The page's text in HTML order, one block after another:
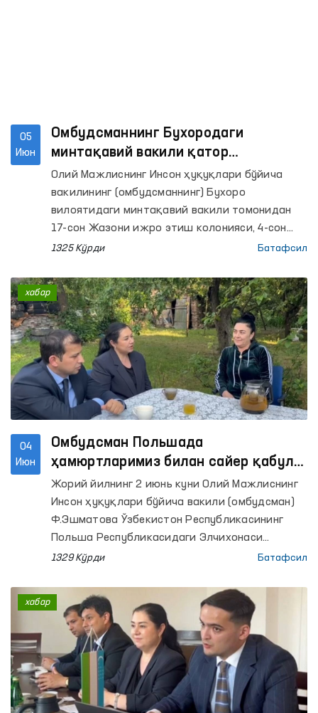
05
Июн
Омбудсманнинг Бухородаги
минтақавий вакили қатор
муассасаларда мониторинг ўтказди
Олий Мажлиснинг Инсон ҳуқуқлари бўйича
вакилининг (омбудсманнинг) Бухоро
вилоятидаги минтақавий вакили томонидан
17-сон Жазони ижро этиш колонияси, 4-сон
Тергов ҳибсхонаси, Қоракўл тумани ИИБ
Эркаклар мурувват уйи ҳамда Республика
ихтисослаштирилган руҳий саломатлик
илмий-амалий тиббиёт марказининг
психиатрия хизмати бўйича Бухоро вилоят
филиалига мониторинг ташрифлари амалга
оширилди.
1325 Кўрди Батафсил
04
Июн
Омбудсман Польшада
ҳамюртларимиз билан сайер қабул
ўтказди
Жорий йилнинг 2 июнь куни Олий Мажлиснинг
Инсон ҳуқуқлари бўйича вакили (омбудсман)
Ф.Эшматова Ўзбекистон Республикасининг
Польша Республикасидаги Элчихонаси
вакиллари иштирокида Польшада вақтинча
Ўзбекистон фуқаролари билан жойига чиққан
ҳолда учрашилди.
1329 Кўрди Батафсил
хабар
хабар